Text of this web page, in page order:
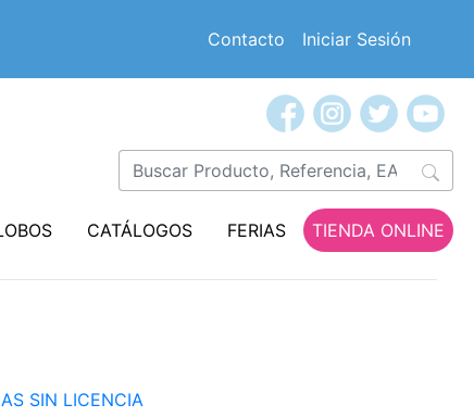
Contacto Iniciar Sesión
CATÁLOGOS FERIAS TIENDA ONLINE
SIN LICENCIA